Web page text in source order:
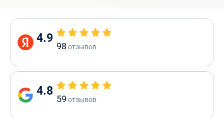
4.9
98 отзывов
4.8
59 отзывов